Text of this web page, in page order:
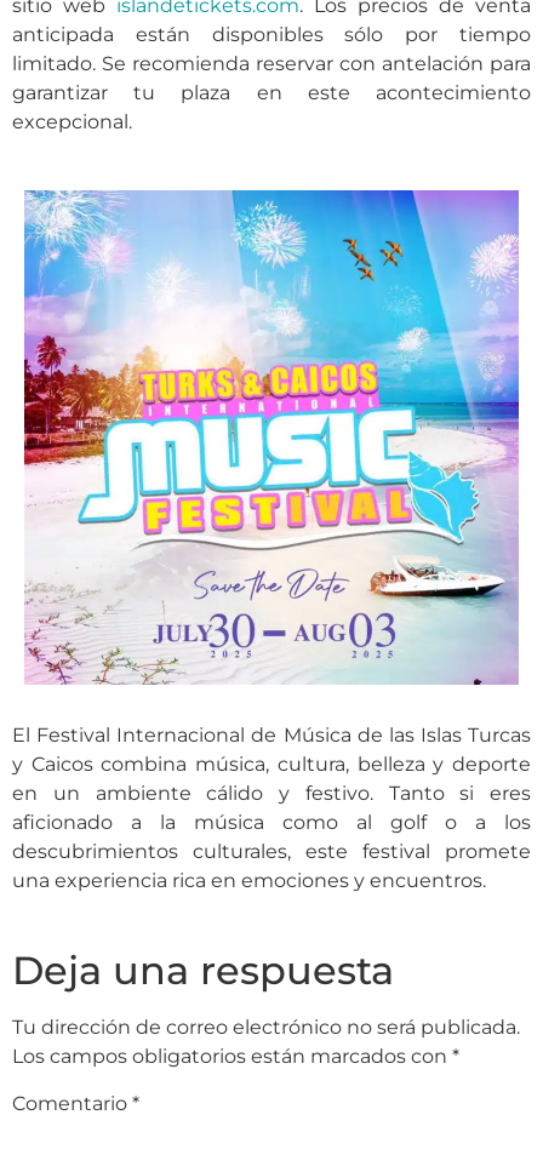
sitio web islandetickets.com. Los precios de venta
anticipada están disponibles sólo por tiempo
limitado. Se recomienda reservar con antelación para
garantizar tu plaza en este acontecimiento
excepcional.
El Festival Internacional de Música de las Islas Turcas
y Caicos combina música, cultura, belleza y deporte
en un ambiente cálido y festivo. Tanto si eres
aficionado a la música como al golf o a los
descubrimientos culturales, este festival promete
una experiencia rica en emociones y encuentros.
Deja una respuesta
Tu dirección de correo electrónico no será publicada.
Los campos obligatorios están marcados con *
Comentario *